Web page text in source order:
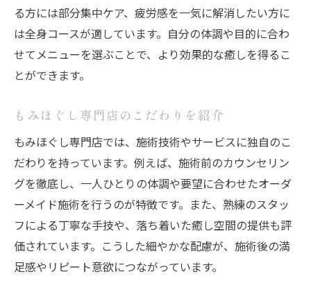
る方には部分集中ケア、疲労感を一気に解消したい方に
は全身コースが適しています。自分の体調や目的に合わ
せてメニューを選ぶことで、より効果的な癒しを得るこ
とができます。
もみほぐし専門店のこだわりを紹介
もみほぐし専門店では、施術技術やサービスに独自のこ
だわりを持っています。例えば、施術前のカウンセリン
グを徹底し、一人ひとりの体調や要望に合わせたオーダ
ーメイド施術を行うのが特徴です。また、熟練のスタッ
フによる丁寧な手技や、落ち着いた癒し空間の提供も評
価されています。こうした細やかな配慮が、施術後の満
足感やリピート意欲につながっています。